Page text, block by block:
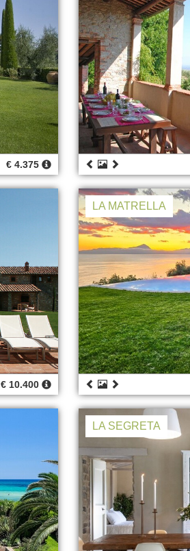
€ 4.375
€ 10.400
LA MATRELLA
LA SEGRETA